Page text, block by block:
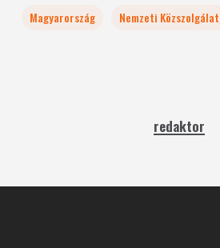
Magyarország
Nemzeti
redaktor